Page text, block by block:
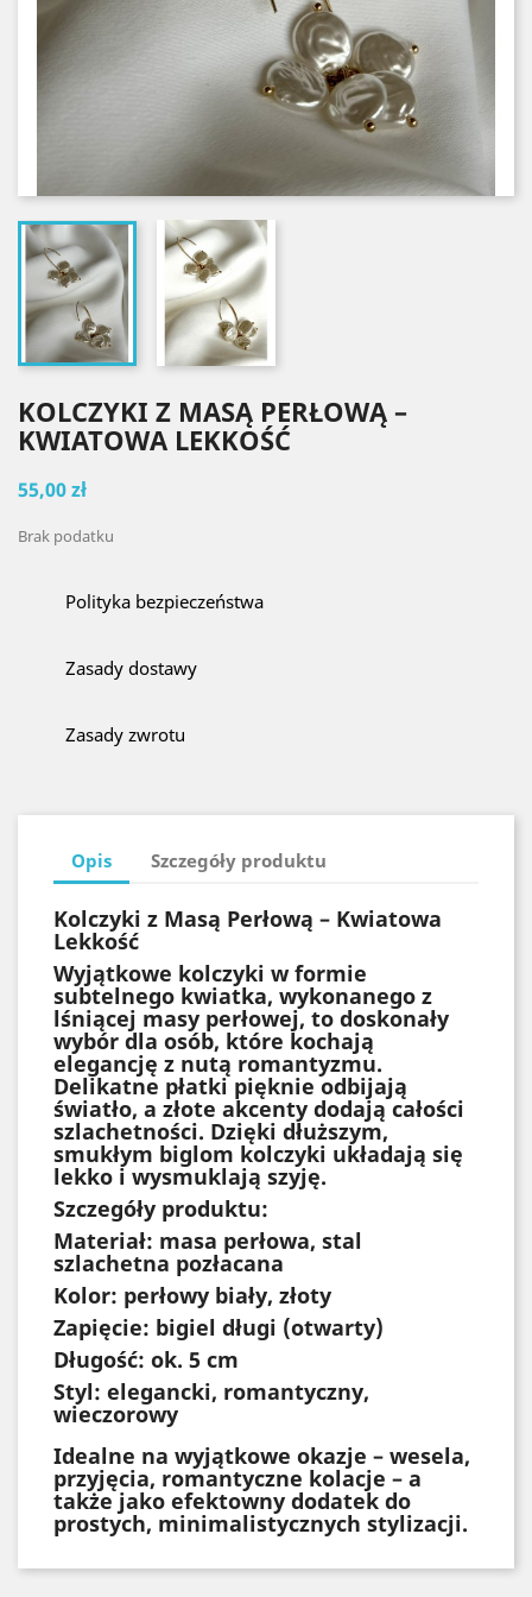
KOLCZYKI Z MASĄ PERŁOWĄ –
KWIATOWA LEKKOŚĆ
55,00 zł
Brak podatku
Polityka bezpieczeństwa
Zasady dostawy
Zasady zwrotu
Opis Szczegóły produktu
Kolczyki z Masą Perłową – Kwiatowa
Lekkość
Wyjątkowe kolczyki w formie
subtelnego kwiatka, wykonanego z
lśniącej masy perłowej, to doskonały
wybór dla osób, które kochają
elegancję z nutą romantyzmu.
Delikatne płatki pięknie odbijają
światło, a złote akcenty dodają całości
szlachetności. Dzięki dłuższym,
smukłym biglom kolczyki układają się
lekko i wysmuklają szyję.
Szczegóły produktu:
Materiał: masa perłowa, stal
szlachetna pozłacana
Kolor: perłowy biały, złoty
Zapięcie: bigiel długi (otwarty)
Długość: ok. 5 cm
Styl: elegancki, romantyczny,
wieczorowy
Idealne na wyjątkowe okazje – wesela,
przyjęcia, romantyczne kolacje – a
także jako efektowny dodatek do
prostych, minimalistycznych stylizacji.